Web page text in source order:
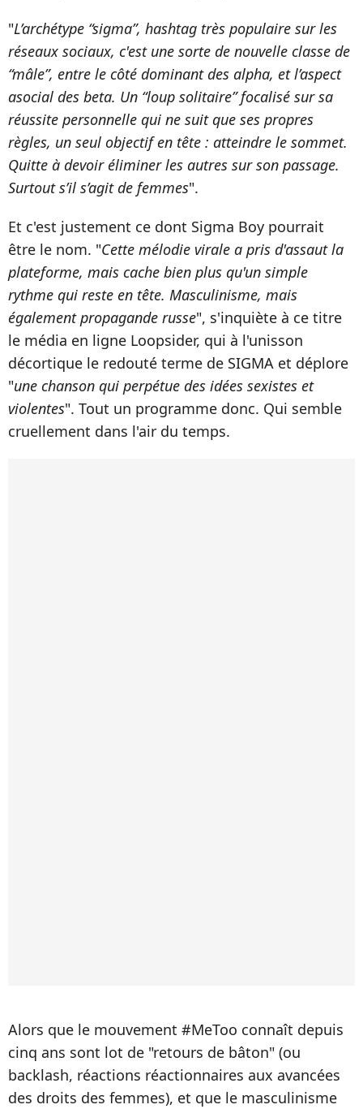
"L’archétype “sigma”, hashtag très populaire sur les
réseaux sociaux, c'est une sorte de nouvelle classe de
“mâle”, entre le côté dominant des alpha, et l’aspect
asocial des beta. Un “loup solitaire” focalisé sur sa
réussite personnelle qui ne suit que ses propres
règles, un seul objectif en tête : atteindre le sommet.
Quitte à devoir éliminer les autres sur son passage.
Surtout s’il s’agit de femmes".
Et c'est justement ce dont Sigma Boy pourrait
être le nom. "Cette mélodie virale a pris d'assaut la
plateforme, mais cache bien plus qu'un simple
rythme qui reste en tête. Masculinisme, mais
également propagande russe", s'inquiète à ce titre
le média en ligne Loopsider, qui à l'unisson
décortique le redouté terme de SIGMA et déplore
"une chanson qui perpétue des idées sexistes et
violentes". Tout un programme donc. Qui semble
cruellement dans l'air du temps.
Alors que le mouvement #MeToo connaît depuis
cinq ans sont lot de "retours de bâton" (ou
backlash, réactions réactionnaires aux avancées
des droits des femmes), et que le masculinisme